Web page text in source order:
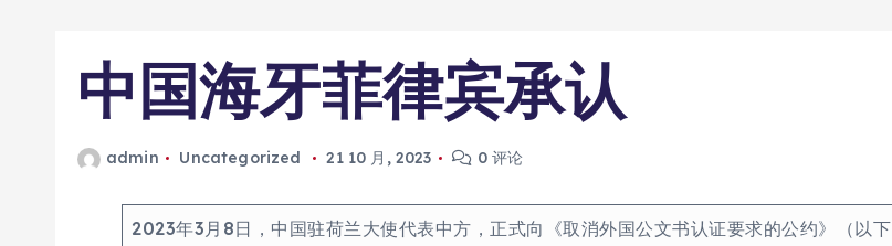
中国海牙菲律宾承认
admin Uncategorized 21 10 月, 2023 0 评论
2023年3月8日，中国驻荷兰大使代表中方，正式向《取消外国公文书认证要求的公约》（以下